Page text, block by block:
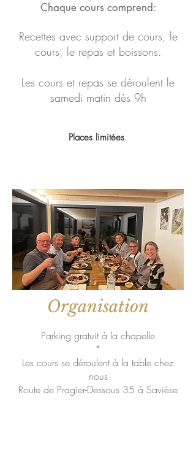
Chaque cours comprend:
Recettes avec support de cours, le
cours, le repas et boissons.
Les cours et repas se déroulent le
samedi matin dès 9h
Places limitées
Organisation
Parking gratuit à la chapelle
*
Les cours se déroulent à la table chez
nous
Route de Pragier-Dessous 35 à Savièse